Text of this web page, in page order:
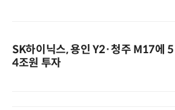
SK하이닉스, 용인 Y2·청주 M17에 5
4조원 투자